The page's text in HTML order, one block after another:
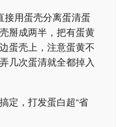
接用蛋壳分离蛋清蛋
掰成两半，把有蛋黄
蛋壳上，注意蛋黄不
几次蛋清就全都掉入